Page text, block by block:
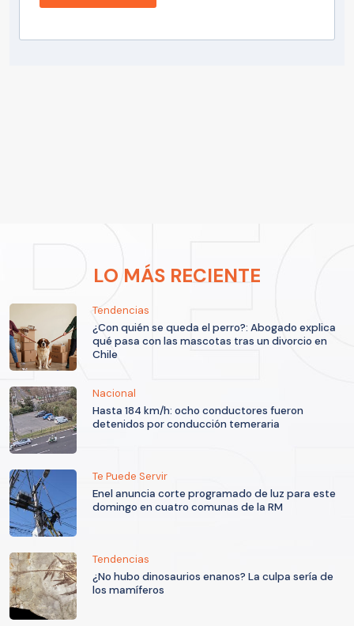
LO MÁS RECIENTE
Tendencias
¿Con quién se queda el perro?: Abogado explica
qué pasa con las mascotas tras un divorcio en
Chile
Nacional
Hasta 184 km/h: ocho conductores fueron
detenidos por conducción temeraria
Te Puede Servir
Enel anuncia corte programado de luz para este
domingo en cuatro comunas de la RM
Tendencias
¿No hubo dinosaurios enanos? La culpa sería de
los mamíferos